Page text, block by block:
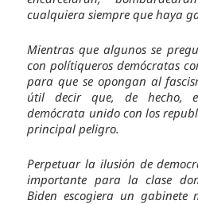
cualquiera siempre que haya
Mientras que algunos se
con polítiqueros demócratas
para que se opongan al
útil decir que, de hecho,
demócrata unido con los
principal peligro.
Perpetuar la ilusión de
importante para la clase
Biden escogiera un